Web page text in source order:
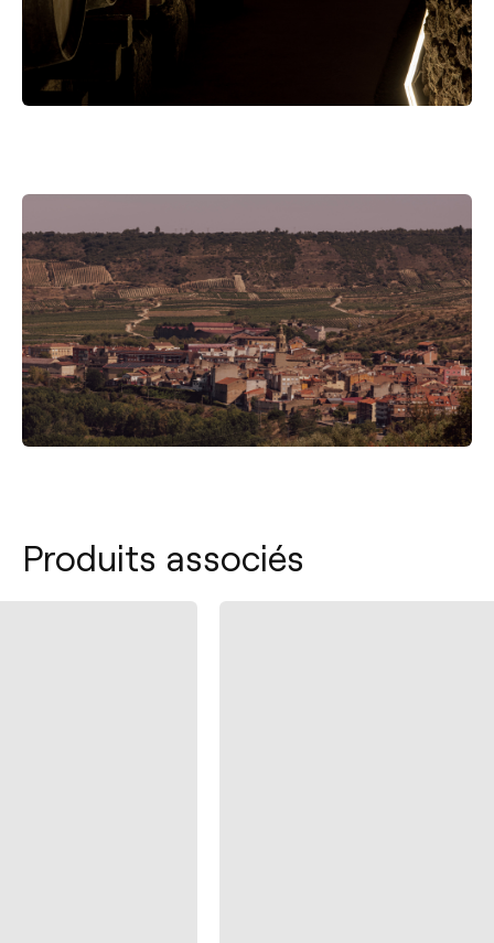
Produits associés